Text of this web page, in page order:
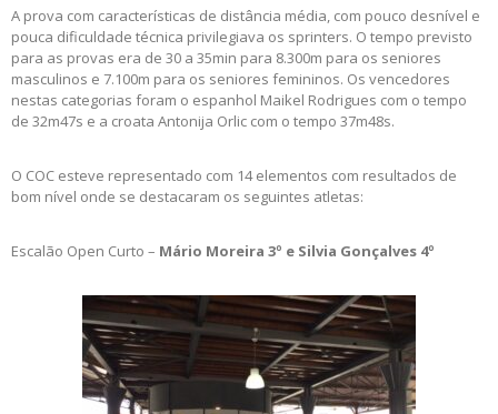
A prova com características de distância média, com pouco desnível e
pouca dificuldade técnica privilegiava os sprinters. O tempo previsto
para as provas era de 30 a 35min para 8.300m para os seniores
masculinos e 7.100m para os seniores femininos. Os vencedores
nestas categorias foram o espanhol Maikel Rodrigues com o tempo
de 32m47s e a croata Antonija Orlic com o tempo 37m48s.
O COC esteve representado com 14 elementos com resultados de
bom nível onde se destacaram os seguintes atletas:
Escalão Open Curto – Mário Moreira 3º e Silvia Gonçalves 4º